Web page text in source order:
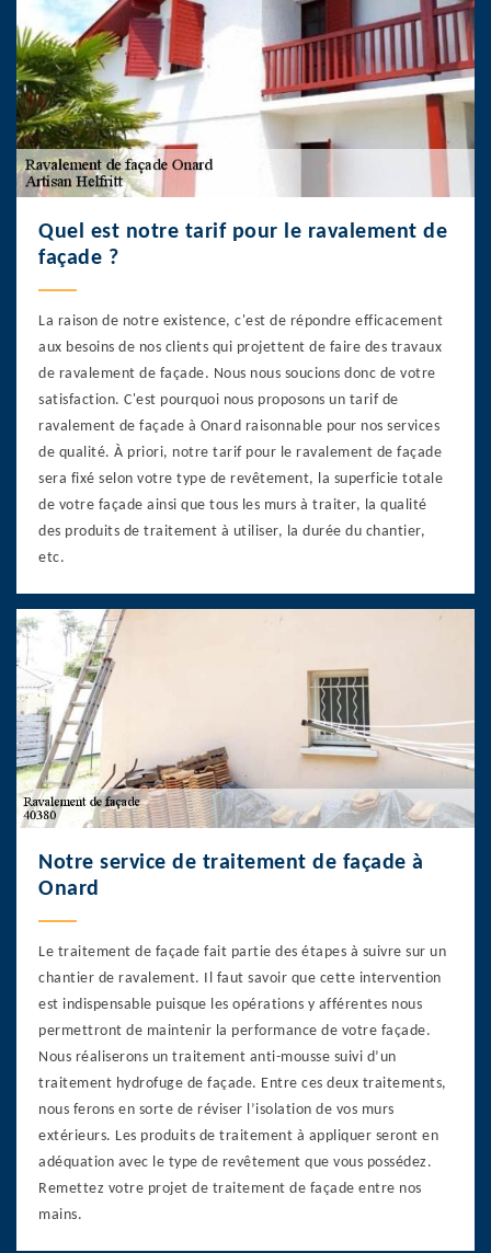
Quel est notre tarif pour le ravalement de
façade ?
La raison de notre existence, c'est de répondre efficacement
aux besoins de nos clients qui projettent de faire des travaux
de ravalement de façade. Nous nous soucions donc de votre
satisfaction. C'est pourquoi nous proposons un tarif de
ravalement de façade à Onard raisonnable pour nos services
de qualité. À priori, notre tarif pour le ravalement de façade
sera fixé selon votre type de revêtement, la superficie totale
de votre façade ainsi que tous les murs à traiter, la qualité
des produits de traitement à utiliser, la durée du chantier,
etc.
Notre service de traitement de façade à
Onard
Le traitement de façade fait partie des étapes à suivre sur un
chantier de ravalement. Il faut savoir que cette intervention
est indispensable puisque les opérations y afférentes nous
permettront de maintenir la performance de votre façade.
Nous réaliserons un traitement anti-mousse suivi d’un
traitement hydrofuge de façade. Entre ces deux traitements,
nous ferons en sorte de réviser l’isolation de vos murs
extérieurs. Les produits de traitement à appliquer seront en
adéquation avec le type de revêtement que vous possédez.
Remettez votre projet de traitement de façade entre nos
mains.